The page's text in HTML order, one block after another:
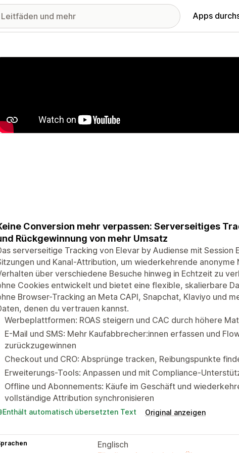
Apps
Bildergalerie
Conversion mehr verpassen: Serverseitiges
Rückgewinnung von mehr Umsatz
serverseitige Tracking von Elevar by Audiense mit Session
und Kanal-Attribution, um wiederkehrende anonyme
über verschiedene Besuche hinweg in Echtzeit zu
Cookies entwickelt und bietet eine flexible, skalierbare
Browser-Tracking an Meta CAPI, Snapchat, Klaviyo und
denen du vertrauen kannst.
Werbeplattformen: ROAS steigern und CAC durch höhere
E-Mail und SMS: Mehr Kaufabbrecher:innen erfassen und
zurückzugewinnen
Checkout und CRO: Absprünge tracken, Reibungspunkte
Erweiterungs-Tools: Anpassen und mit Compliance-
Offline und Abonnements: Käufe im Geschäft und
vollständige Attribution synchronisieren
Enthält automatisch übersetzten Text Original anzeigen
Englisch